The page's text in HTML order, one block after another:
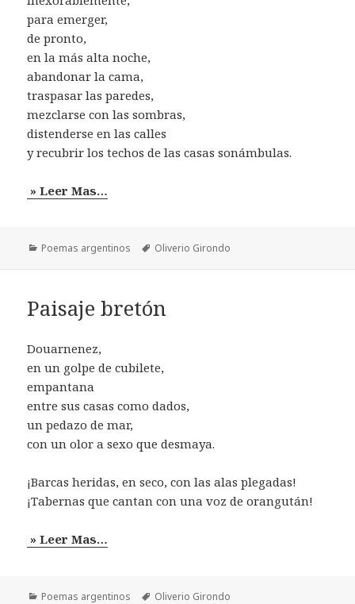
para emerger,
de pronto,
en la más alta noche,
abandonar la cama,
traspasar las paredes,
mezclarse con las sombras,
distenderse en las calles
y recubrir los techos de las casas sonámbulas.
» Leer Mas…
Categorías
Poemas argentinos Etiquetas
Oliverio Girondo
Paisaje bretón
Douarnenez,
en un golpe de cubilete,
empantana
entre sus casas como dados,
un pedazo de mar,
con un olor a sexo que desmaya.
¡Barcas heridas, en seco, con las alas plegadas!
¡Tabernas que cantan con una voz de orangután!
» Leer Mas…
Categorías
Poemas argentinos Etiquetas
Oliverio Girondo